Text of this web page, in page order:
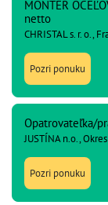
MONTÉR
netto
CHRISTAL s. r. o.,
Pozri ponuku
Opatrovateľka/
JUSTÍNA n.o.,
Pozri ponuku